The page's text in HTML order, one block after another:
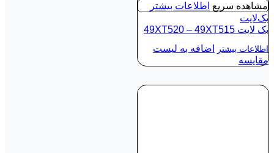
مشاهده سریع اطلاعات بیشتر
بک‌لایت
بک لايت 49XT520 – 49XT515
اطلاعات بیشتر
اضافه به لیست
مقایسه